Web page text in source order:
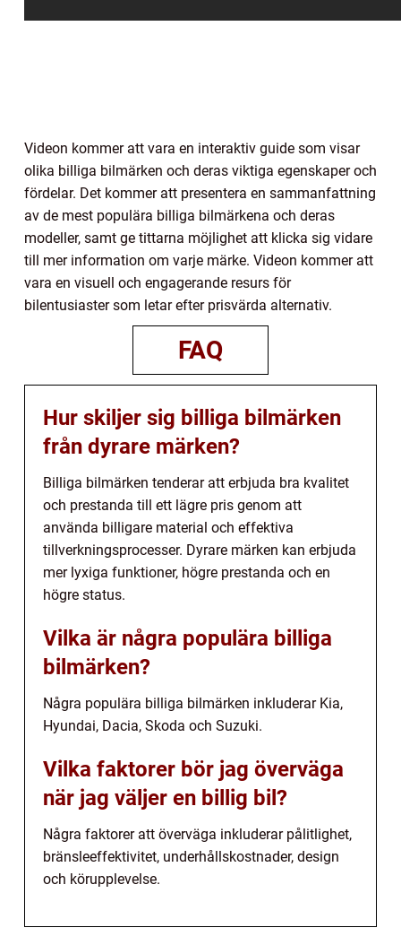
Videon kommer att vara en interaktiv guide som visar
olika billiga bilmärken och deras viktiga egenskaper och
fördelar. Det kommer att presentera en sammanfattning
av de mest populära billiga bilmärkena och deras
modeller, samt ge tittarna möjlighet att klicka sig vidare
till mer information om varje märke. Videon kommer att
vara en visuell och engagerande resurs för
bilentusiaster som letar efter prisvärda alternativ.
FAQ
Hur skiljer sig billiga bilmärken
från dyrare märken?
Billiga bilmärken tenderar att erbjuda bra kvalitet
och prestanda till ett lägre pris genom att
använda billigare material och effektiva
tillverkningsprocesser. Dyrare märken kan erbjuda
mer lyxiga funktioner, högre prestanda och en
högre status.
Vilka är några populära billiga
bilmärken?
Några populära billiga bilmärken inkluderar Kia,
Hyundai, Dacia, Skoda och Suzuki.
Vilka faktorer bör jag överväga
när jag väljer en billig bil?
Några faktorer att överväga inkluderar pålitlighet,
bränsleeffektivitet, underhållskostnader, design
och körupplevelse.